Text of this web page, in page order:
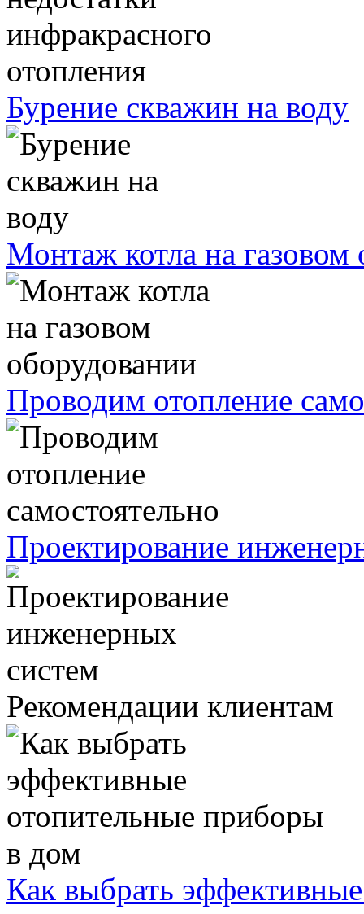
Бурение скважин на воду
Монтаж котла на газовом
Проводим отопление
Проектирование
Рекомендации клиентам
Как выбрать